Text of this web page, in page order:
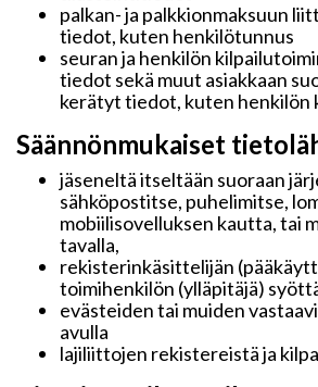
palkan- ja palkkionmaksuun
tiedot, kuten henkilötunnus
seuran ja henkilön
tiedot sekä muut asiakkaan
kerätyt tiedot, kuten henkilön
Säännönmukaiset
jäseneltä itseltään suoraan
sähköpostitse, puhelimitse,
mobiilisovelluksen kautta, tai
tavalla,
rekisterinkäsittelijän
toimihenkilön (ylläpitäjä)
evästeiden tai muiden
avulla
lajiliittojen rekistereistä ja